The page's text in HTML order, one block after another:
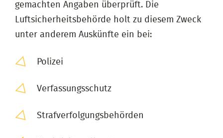
gemachten Angaben überprüft. Die
Luftsicherheitsbehörde holt zu diesem Zweck
unter anderem Auskünfte ein bei:
Polizei
Verfassungsschutz
Strafverfolgungsbehörden